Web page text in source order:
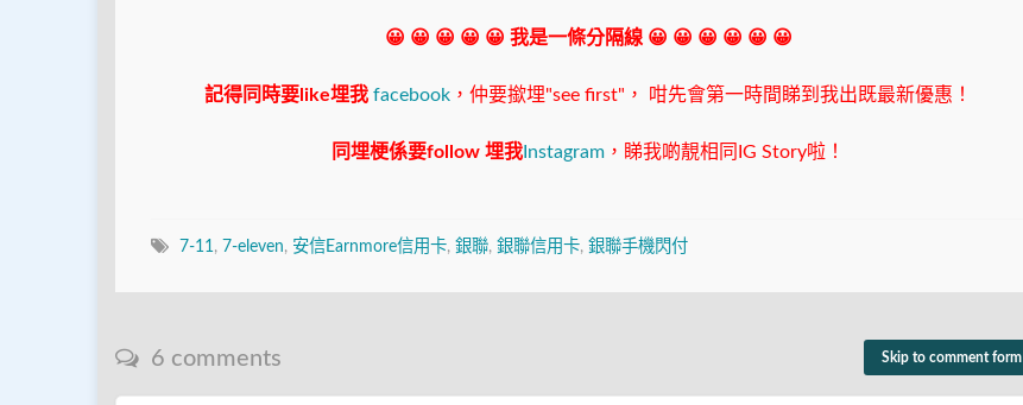
😀 😀 😀 😀 😀 我是一條分隔線 😀 😀 😀 😀 😀 😀
記得同時要like埋我 facebook ，仲要撳埋"see first"， 咁先會第一時間睇到我出既最新優惠！
同埋梗係要follow 埋我 Instagram ，睇我啲靚相同IG Story啦！
7-11 , 7-eleven, 安信Earnmore信用卡, 銀聯, 銀聯信用卡, 銀聯手機閃付
6 comments Skip to comment form